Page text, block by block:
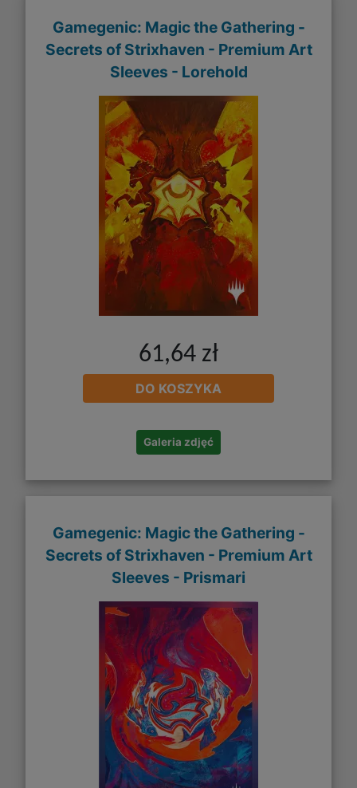
Gamegenic: Magic the Gathering -
Secrets of Strixhaven - Premium Art
Sleeves - Lorehold
61,64 zł
DO KOSZYKA
Galeria zdjęć
Gamegenic: Magic the Gathering -
Secrets of Strixhaven - Premium Art
Sleeves - Prismari